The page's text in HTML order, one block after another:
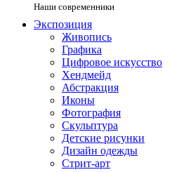
Наши современники
Экспозиция
Живопись
Графика
Цифровое искусство
Хендмейд
Абстракция
Иконы
Фотография
Скульптура
Детские рисунки
Дизайн одежды
Стрит-арт